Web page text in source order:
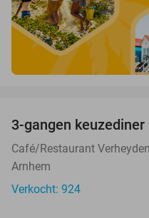
3-gangen
Café/Restaurant Verheyden
Arnhem
Verkocht: 924